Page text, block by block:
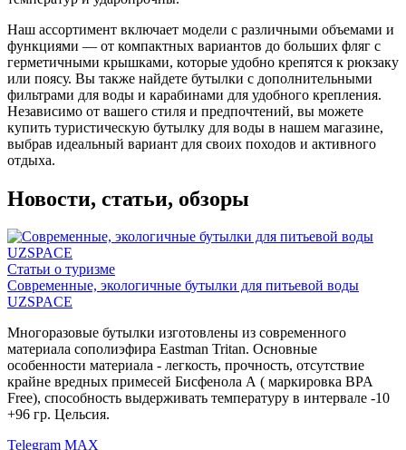
Наш ассортимент включает модели с различными объемами и
функциями — от компактных вариантов до больших фляг с
герметичными крышками, которые удобно крепятся к рюкзаку
или поясу. Вы также найдете бутылки с дополнительными
фильтрами для воды и карабинами для удобного крепления.
Независимо от вашего стиля и предпочтений, вы можете
купить туристическую бутылку для воды в нашем магазине,
выбрав идеальный вариант для своих походов и активного
отдыха.
Новости, статьи, обзоры
Статьи о туризме
Современные, экологичные бутылки для питьевой воды
UZSPACE
Многоразовые бутылки изготовлены из современного
материала сополиэфира Eastman Tritan. Основные
особенности материала - легкость, прочность, отсутствие
крайне вредных примесей Бисфенола А ( маркировка BPA
Free), способность выдерживать температуру в интервале -10
+96 гр. Цельсия.
Telegram MAX